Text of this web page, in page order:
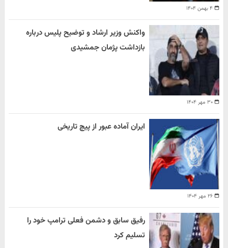
۴ بهمن ۱۴۰۴
۳۰ مهر ۱۴۰۴
واکنش وزیر ارشاد و توضیح پلیس درباره
بازداشت پژمان جمشیدی
۲۶ مهر ۱۴۰۴
ایران آماده عبور از پیچ تاریخی
رفیق سابق و دشمن فعلی ترامپ خود را
تسلیم کرد